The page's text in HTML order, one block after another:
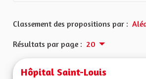
Classement des propositions par :
Résultats par page : 20
Hôpital Saint-Louis